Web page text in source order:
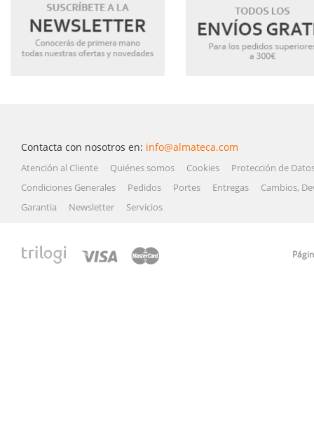
Contacta con nosotros en: info@almateca.com
Atención al Cliente Quiénes somos Cookies
Protección de
Condiciones Generales
Pedidos Portes Entregas
Cambios,
Garantia
Newsletter Servicios